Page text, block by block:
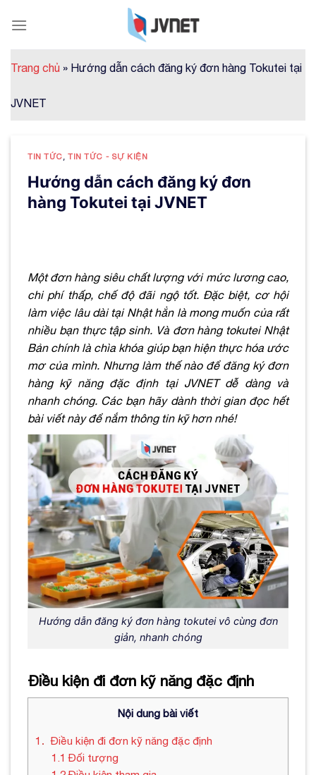
Trang chủ » Hướng dẫn cách đăng ký đơn hàng Tokutei tại
JVNET
TIN TỨC ,TIN TỨC - SỰ KIỆN
Hướng dẫn cách đăng ký đơn
hàng Tokutei tại JVNET
Một đơn hàng siêu chất lượng với mức lương cao,
chi phí thấp, chế độ đãi ngộ tốt. Đặc biệt, cơ hội
làm việc lâu dài tại Nhật hẳn là mong muốn của rất
nhiều bạn thực tập sinh. Và đơn hàng tokuteiNhật
Bản chính là chìa khóa giúp bạn hiện thực hóa ước
mơ của mình. Nhưng làm thế nào để đăng ký đơn
hàng kỹ năng đặc định tại JVNET dễ dàng và
nhanh chóng. Các bạn hãy dành thời gian đọc hết
bài viết này để nắm thông tin kỹ hơn nhé!
Hướng dẫn đăng ký đơn hàng tokutei vô cùng đơn
giản, nhanh chóng
Điều kiện đi đơn kỹ năng đặc định
Nội dung bài viết
1
Điều kiện đi đơn kỹ năng đặc định
1.1 Đối tượng